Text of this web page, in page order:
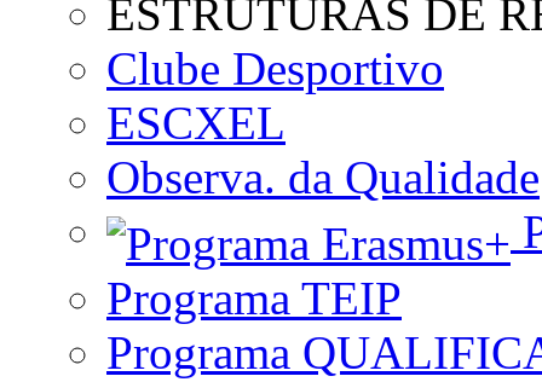
ESTRUTURAS DE
Clube Desportivo
ESCXEL
Observa. da Qualidade
Programa TEIP
Programa